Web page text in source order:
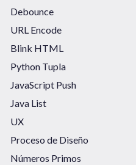
Debounce
URL Encode
Blink HTML
Python Tupla
JavaScript Push
Java List
UX
Proceso de Diseño
Números Primos